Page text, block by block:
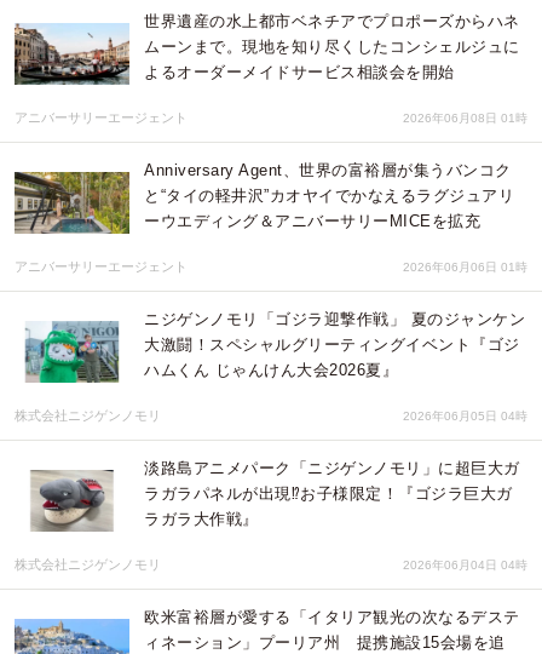
世界遺産の水上都市ベネチアでプロポーズからハネ
ムーンまで。現地を知り尽くしたコンシェルジュに
よるオーダーメイドサービス相談会を開始
アニバーサリーエージェント 2026年06月08日 01時
Anniversary Agent、世界の富裕層が集うバンコク
と“タイの軽井沢”カオヤイでかなえるラグジュアリ
ーウエディング＆アニバーサリーMICEを拡充
アニバーサリーエージェント 2026年06月06日 01時
ニジゲンノモリ「ゴジラ迎撃作戦」 夏のジャンケン
大激闘！スペシャルグリーティングイベント『ゴジ
ハムくん じゃんけん大会2026夏』
株式会社ニジゲンノモリ 2026年06月05日 04時
淡路島アニメパーク「ニジゲンノモリ」に超巨大ガ
ラガラパネルが出現⁉お子様限定！『ゴジラ巨大ガ
ラガラ大作戦』
株式会社ニジゲンノモリ 2026年06月04日 04時
欧米富裕層が愛する「イタリア観光の次なるデステ
ィネーション」プーリア州 提携施設15会場を追